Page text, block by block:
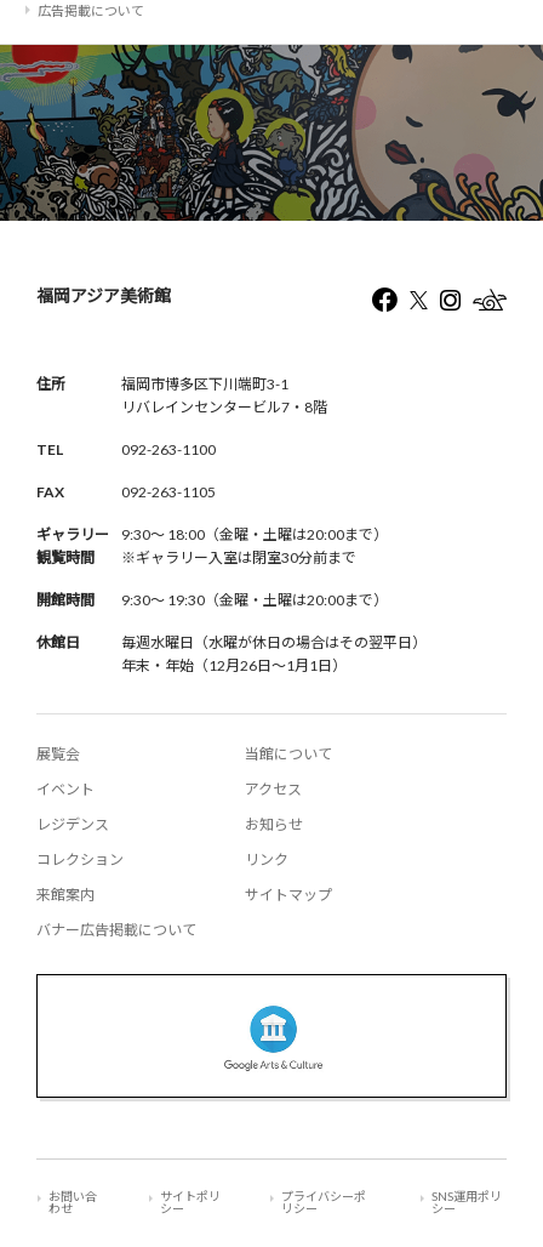
広告掲載について
福岡アジア美術館
住所
福岡市博多区下川端町3-1
リバレインセンタービル7・8階
TEL 092-263-1100
FAX 092-263-1105
ギャラリー
観覧時間
9:30〜 18:00（金曜・土曜は20:00まで）
※ギャラリー入室は閉室30分前まで
開館時間 9:30〜 19:30（金曜・土曜は20:00まで）
休館日
毎週水曜日（水曜が休日の場合はその翌平日）
年末・年始（12月26日〜1月1日）
展覧会
イベント
レジデンス
コレクション
来館案内
バナー広告掲載について
当館について
アクセス
お知らせ
リンク
サイトマップ
お問い合
わせ
サイトポリ
シー
プライバシーポ
リシー
SNS運用ポリ
シー